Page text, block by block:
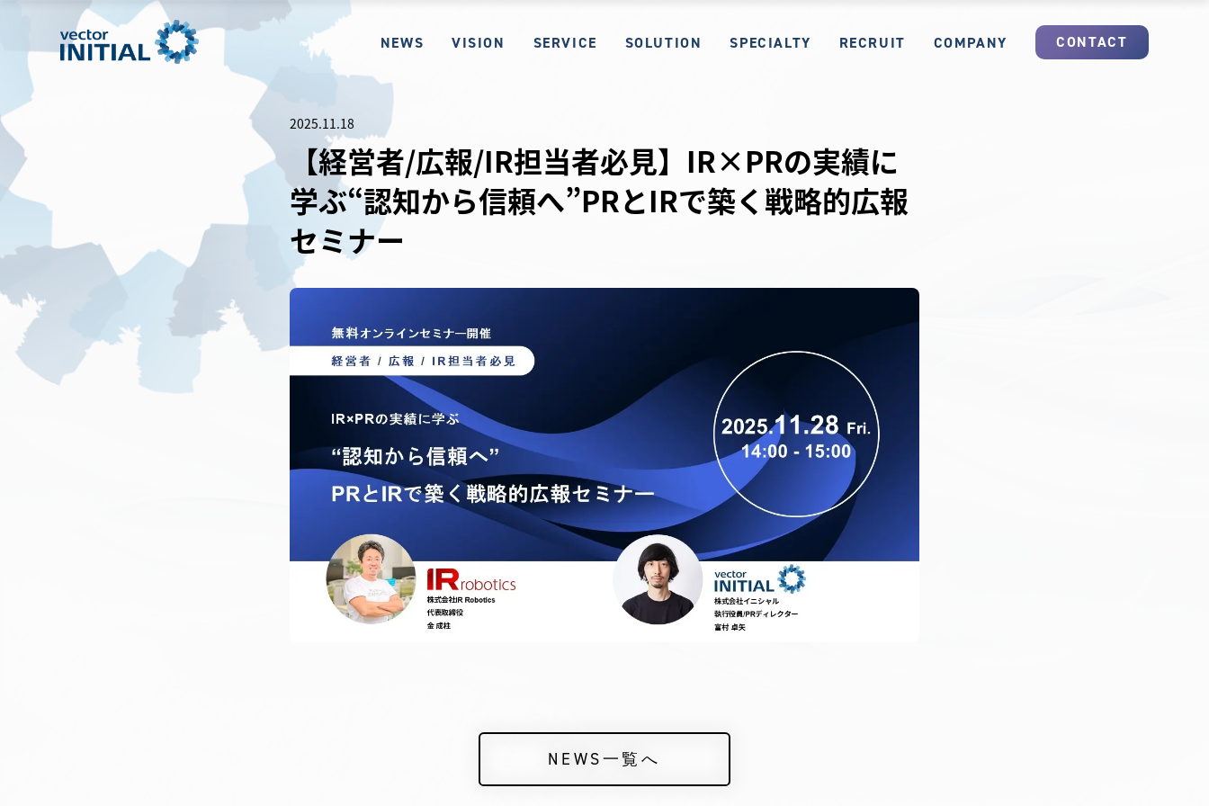
NEWS VISION SERVICE SOLUTION SPECIALTY RECRUIT COMPANY CONTACT
2025.11.18
【経営者/広報/IR担当者必見】IR×PRの実績に
学ぶ“認知から信頼へ”PRとIRで築く戦略的広報
セミナー
NEWS一覧へ